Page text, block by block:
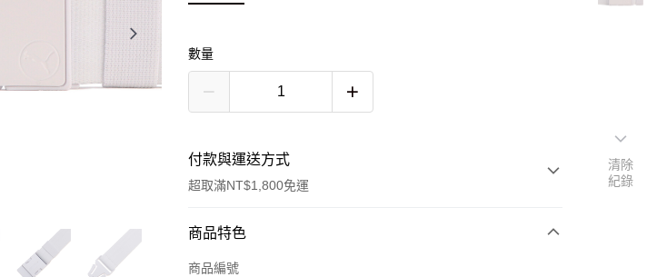
數量
付款與運送方式
超取滿NT$1,800免運
付款方式
信用卡一次付款
商品特色
商品編號
清除
紀錄